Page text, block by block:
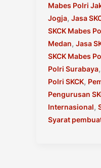
Mabes Polri
Jogja, Jasa
SKCK Mabes
Medan, Jasa
SKCK Mabes
Polri Surabaya,
Polri SKCK,
Pengurusan
Internasional,
Syarat